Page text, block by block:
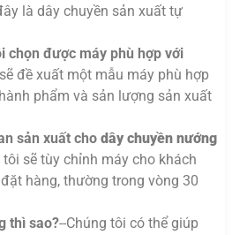
là dây chuyền sản xuất tự
chọn được máy phù hợp với
đề xuất một mẫu máy phù hợp
phẩm và sản lượng sản xuất
sản xuất cho dây chuyền nướng
tôi sẽ tùy chỉnh máy cho khách
hàng, thường trong vòng 30
thì sao?--Chúng tôi có thể giúp